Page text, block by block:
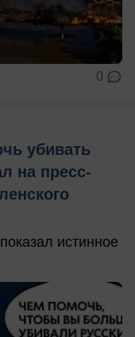
0
убивать
на пресс-
истинное